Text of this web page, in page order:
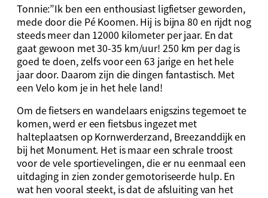
Tonnie:”Ik ben een enthousiast ligfietser geworden,
mede door die Pé Koomen. Hij is bijna 80 en rijdt nog
steeds meer dan 12000 kilometer per jaar. En dat
gaat gewoon met 30-35 km/uur! 250 km per dag is
goed te doen, zelfs voor een 63 jarige en het hele
jaar door. Daarom zijn die dingen fantastisch. Met
een Velo kom je in het hele land!
Om de fietsers en wandelaars enigszins tegemoet te
komen, werd er een fietsbus ingezet met
halteplaatsen op Kornwerderzand, Breezanddijk en
bij het Monument. Het is maar een schrale troost
voor de vele sportievelingen, die er nu eenmaal een
uitdaging in zien zonder gemotoriseerde hulp. En
wat hen vooral steekt, is dat de afsluiting van het